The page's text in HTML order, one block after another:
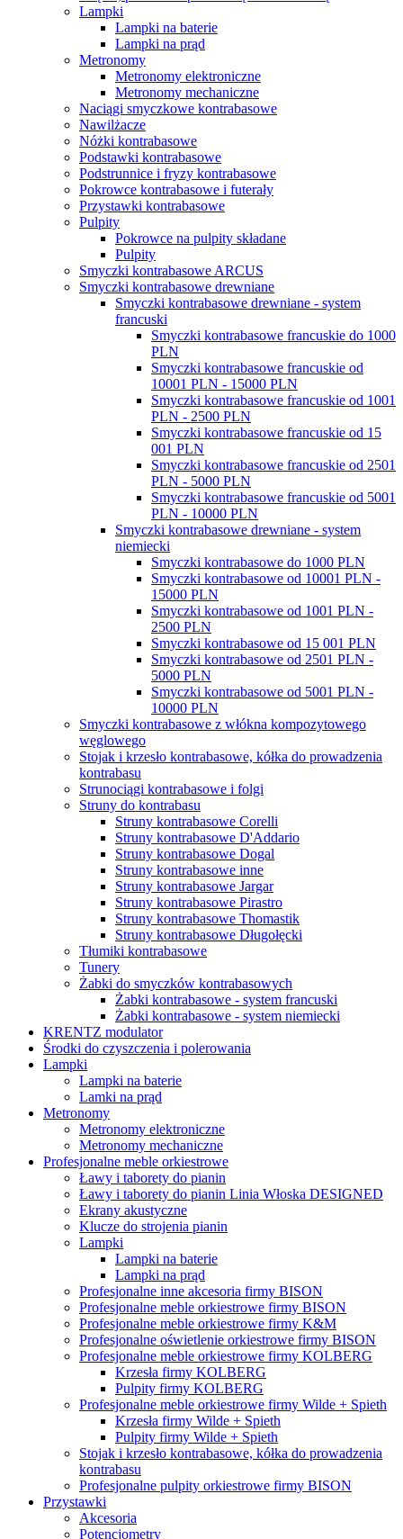
Lampki
Lampki na baterie
Lampki na prąd
Metronomy
Metronomy elektroniczne
Metronomy mechaniczne
Naciągi smyczkowe kontrabasowe
Nawilżacze
Nóżki kontrabasowe
Podstawki kontrabasowe
Podstrunnice i fryzy kontrabasowe
Pokrowce kontrabasowe i futerały
Przystawki kontrabasowe
Pulpity
Pokrowce na pulpity składane
Pulpity
Smyczki kontrabasowe ARCUS
Smyczki kontrabasowe drewniane
Smyczki kontrabasowe drewniane - system
francuski
Smyczki kontrabasowe francuskie do 1000
PLN
Smyczki kontrabasowe francuskie od
10001 PLN - 15000 PLN
Smyczki kontrabasowe francuskie od 1001
PLN - 2500 PLN
Smyczki kontrabasowe francuskie od 15
001 PLN
Smyczki kontrabasowe francuskie od 2501
PLN - 5000 PLN
Smyczki kontrabasowe francuskie od 5001
PLN - 10000 PLN
Smyczki kontrabasowe drewniane - system
niemiecki
Smyczki kontrabasowe do 1000 PLN
Smyczki kontrabasowe od 10001 PLN -
15000 PLN
Smyczki kontrabasowe od 1001 PLN -
2500 PLN
Smyczki kontrabasowe od 15 001 PLN
Smyczki kontrabasowe od 2501 PLN -
5000 PLN
Smyczki kontrabasowe od 5001 PLN -
10000 PLN
Smyczki kontrabasowe z włókna kompozytowego
węglowego
Stojak i krzesło kontrabasowe, kółka do prowadzenia
kontrabasu
Strunociągi kontrabasowe i folgi
Struny do kontrabasu
Struny kontrabasowe Corelli
Struny kontrabasowe D'Addario
Struny kontrabasowe Dogal
Struny kontrabasowe inne
Struny kontrabasowe Jargar
Struny kontrabasowe Pirastro
Struny kontrabasowe Thomastik
Struny kontrabasowe Długołęcki
Tłumiki kontrabasowe
Tunery
Żabki do smyczków kontrabasowych
Żabki kontrabasowe - system francuski
Żabki kontrabasowe - system niemiecki
KRENTZ modulator
Środki do czyszczenia i polerowania
Lampki
Lampki na baterie
Lamki na prąd
Metronomy
Metronomy elektroniczne
Metronomy mechaniczne
Profesjonalne meble orkiestrowe
Ławy i taborety do pianin
Ławy i taborety do pianin Linia Włoska DESIGNED
Ekrany akustyczne
Klucze do strojenia pianin
Lampki
Lampki na baterie
Lampki na prąd
Profesjonalne inne akcesoria firmy BISON
Profesjonalne meble orkiestrowe firmy BISON
Profesjonalne meble orkiestrowe firmy K&M
Profesjonalne oświetlenie orkiestrowe firmy BISON
Profesjonalne meble orkiestrowe firmy KOLBERG
Krzesła firmy KOLBERG
Pulpity firmy KOLBERG
Profesjonalne meble orkiestrowe firmy Wilde + Spieth
Krzesła firmy Wilde + Spieth
Pulpity firmy Wilde + Spieth
Stojak i krzesło kontrabasowe, kółka do prowadzenia
kontrabasu
Profesjonalne pulpity orkiestrowe firmy BISON
Przystawki
Akcesoria
Potencjometry